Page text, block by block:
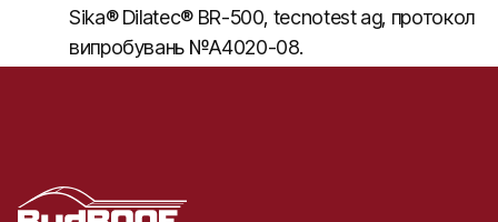
Sika® Dilatec® BR-500, tecnotest ag, протокол
випробувань №A4020-08.